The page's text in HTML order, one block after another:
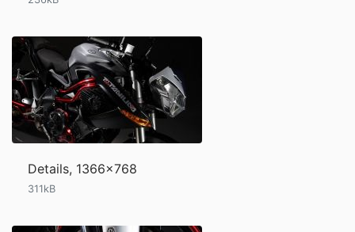
Details, 1366x768
311kB